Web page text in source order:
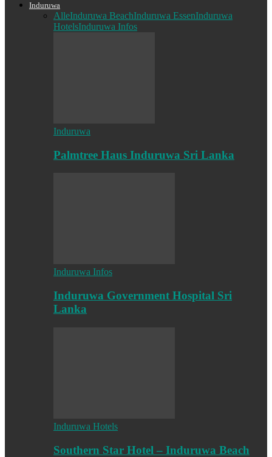
Induruwa
AlleInduruwa BeachInduruwa EssenInduruwa
HotelsInduruwa Infos
Induruwa
Palmtree Haus Induruwa Sri Lanka
Induruwa Infos
Induruwa Government Hospital Sri
Lanka
Induruwa Hotels
Southern Star Hotel – Induruwa Beach